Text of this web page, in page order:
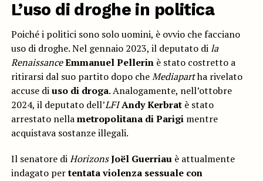
L’uso di droghe in politica
Poiché i politici sono solo uomini, è ovvio che facciano
uso di droghe. Nel gennaio 2023, il deputato dila
RenaissanceEmmanuel Pellerinè stato costretto a
ritirarsi dal suo partito dopo cheMediapartha rivelato
accuse diuso di droga. Analogamente, nell’ottobre
2024, il deputato dell’LFIAndy Kerbratè stato
arrestato nellametropolitana di Parigimentre
acquistava sostanze illegali.
Il senatore diHorizonsJoël Guerriauè attualmente
indagato pertentata violenza sessuale con